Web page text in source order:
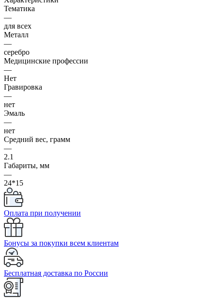
Тематика
—
для всех
Металл
—
серебро
Медицинские профессии
—
Нет
Гравировка
—
нет
Эмаль
—
нет
Средний вес, грамм
—
2.1
Габариты, мм
—
24*15
Оплата при получении
Бонусы за покупки всем клиентам
Бесплатная доставка по России